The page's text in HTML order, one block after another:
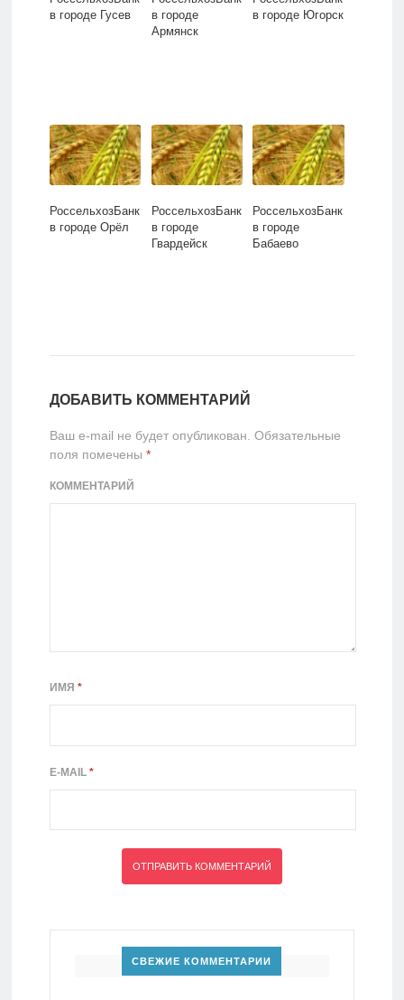
в городе Гусев
в городе
Армянск
в городе Югорск
РоссельхозБанк
в городе Орёл
РоссельхозБанк
в городе
Гвардейск
РоссельхозБанк
в городе
Бабаево
ДОБАВИТЬ КОММЕНТАРИЙ
Ваш e-mail не будет опубликован. Обязательные
поля помечены *
КОММЕНТАРИЙ
ИМЯ *
E-MAIL *
СВЕЖИЕ КОММЕНТАРИИ